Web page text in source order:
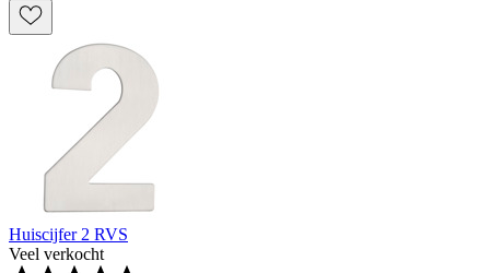
Huiscijfer 2 RVS
Veel verkocht